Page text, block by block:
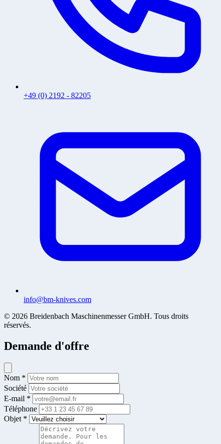
+49 (0) 2192 - 82205
info@bm-knives.com
© 2026 Breidenbach Maschinenmesser GmbH. Tous droits
réservés.
Demande d'offre
Nom *
Société
E-mail *
Téléphone
Objet *